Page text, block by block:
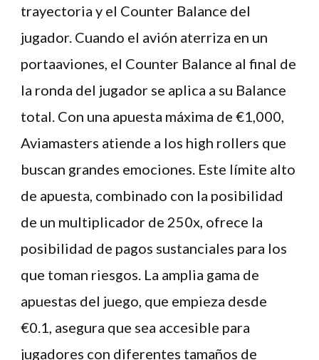
trayectoria y el Counter Balance del
jugador. Cuando el avión aterriza en un
portaaviones, el Counter Balance al final de
la ronda del jugador se aplica a su Balance
total. Con una apuesta máxima de €1,000,
Aviamasters atiende a los high rollers que
buscan grandes emociones. Este límite alto
de apuesta, combinado con la posibilidad
de un multiplicador de 250x, ofrece la
posibilidad de pagos sustanciales para los
que toman riesgos. La amplia gama de
apuestas del juego, que empieza desde
€0.1, asegura que sea accesible para
jugadores con diferentes tamaños de